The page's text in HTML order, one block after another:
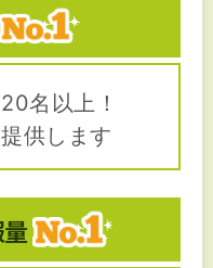
名以上！
供します